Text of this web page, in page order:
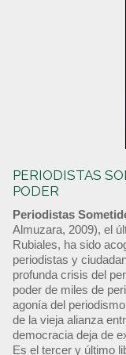
PERIODISTAS
PODER
Periodistas
Almuzara, 2009), el
Rubiales, ha sido
periodistas y
profunda crisis del
poder de miles de
agonía del
de la vieja alianza
democracia deja de
Es el tercer y último